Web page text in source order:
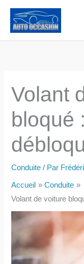
contenu
Volant
bloqué
Conduite / Par
Accueil
Conduite
Volant de voiture